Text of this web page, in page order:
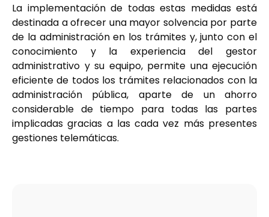
La implementación de todas estas medidas está
destinada a ofrecer una mayor solvencia por parte
de la administración en los trámites y, junto con el
conocimiento y la experiencia del gestor
administrativo y su equipo, permite una ejecución
eficiente de todos los trámites relacionados con la
administración pública, aparte de un ahorro
considerable de tiempo para todas las partes
implicadas gracias a las cada vez más presentes
gestiones telemáticas.